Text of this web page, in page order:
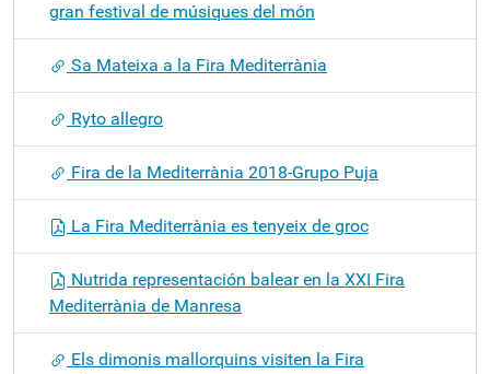
gran festival de músiques del món
Sa Mateixa a la Fira Mediterrània
Ryto allegro
Fira de la Mediterrània 2018-Grupo Puja
La Fira Mediterrània es tenyeix de groc
Nutrida representación balear en la XXI Fira
Mediterrània de Manresa
Els dimonis mallorquins visiten la Fira